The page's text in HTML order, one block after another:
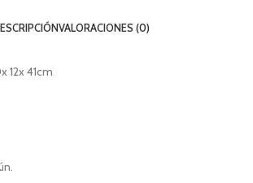
VALORACIONES (0)
12x 41cm